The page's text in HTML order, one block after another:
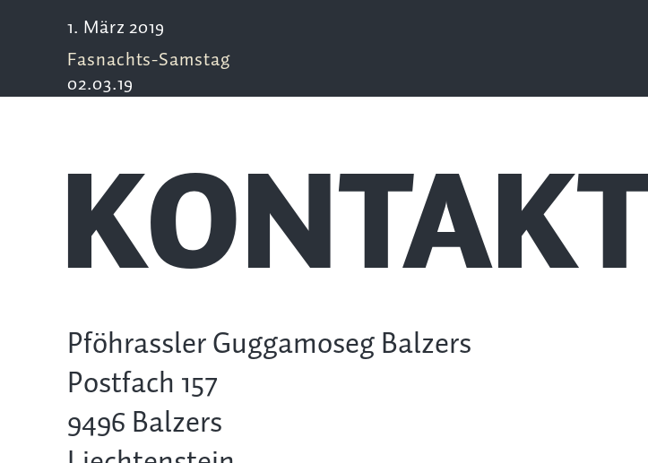
1. März 2019
Fasnachts-Samstag
02.03.19
Pföhrassler Guggamoseg Balzers
Postfach 157
9496 Balzers